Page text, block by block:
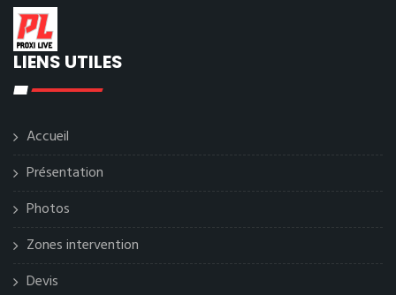
LIENS UTILES
Accueil
Présentation
Photos
Zones intervention
Devis